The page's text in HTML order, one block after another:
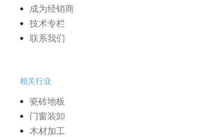
成为经销商
技术专栏
联系我们
相关行业
瓷砖地板
门窗装卸
木材加工